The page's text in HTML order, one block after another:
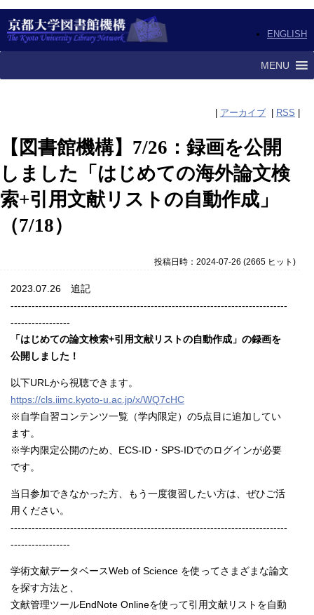
ENGLISH
MENU
アーカイブ RSS
【図書館機構】7/26：録画を公開
しました「はじめての海外論文検
索+引用文献リストの自動作成」
（7/18）
投稿日時：2024-07-26 (2665 ヒット )
2023.07.26 追記
-------------------------------------------------------------------------------
-----------------
「はじめての論文検索+引用文献リストの自動作成」の録画を
公開しました！
以下URLから視聴できます。
https://cls.iimc.kyoto-u.ac.jp/x/WQ7cHC
※自学自習コンテンツ一覧（学内限定）の5点目に追加してい
ます。
※学内限定公開のため、ECS-ID・SPS-IDでのログインが必要
です。
当日参加できなかった方、もう一度復習したい方は、ぜひご活
用ください。
-------------------------------------------------------------------------------
-----------------
学術文献データベースWeb of Science を使ってさまざまな論文
を探す方法と、
文献管理ツールEndNote Onlineを使って引用文献リストを自動